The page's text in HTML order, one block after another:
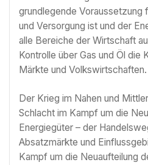
grundlegende Voraussetzung
und Versorgung ist und der
alle Bereiche der Wirtschaft
Kontrolle über Gas und Öl die
Märkte und Volkswirtschaften.
Der Krieg im Nahen und
Schlacht im Kampf um die
Energiegüter – der
Absatzmärkte und
Kampf um die Neuaufteilung